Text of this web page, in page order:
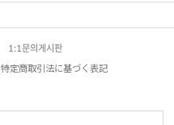
1:1문의게시판
特定商取引法に基づく表記